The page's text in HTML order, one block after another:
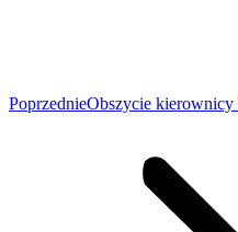
PoprzedniePoprzedni
Obszycie kierownicy